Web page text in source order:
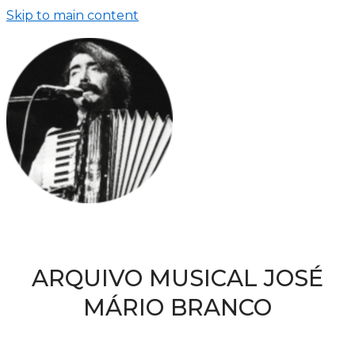
Skip to main content
ARQUIVO MUSICAL JOSÉ
MÁRIO BRANCO